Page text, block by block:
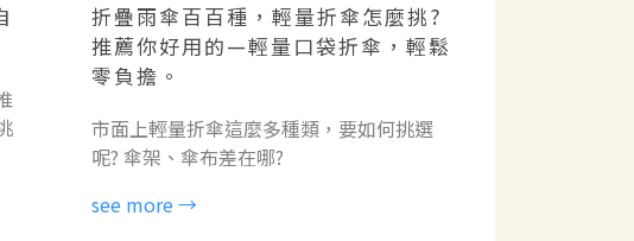
折疊雨傘百百種，輕量折傘怎麼挑?
推薦你好用的—輕量口袋折傘，輕鬆
零負擔。
市面上輕量折傘這麼多種類，要如何挑選
呢? 傘架、傘布差在哪?
see more →